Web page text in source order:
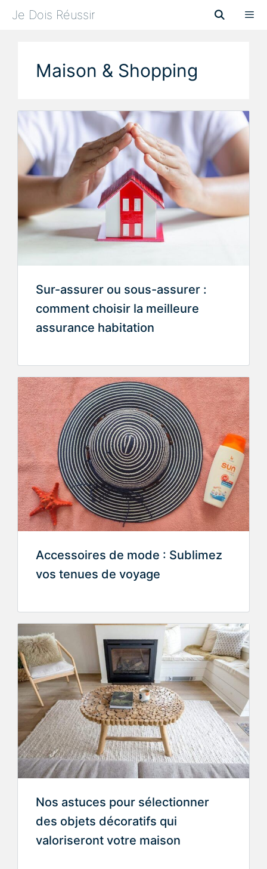
Je Dois Réussir
Maison & Shopping
Sur-assurer ou sous-assurer :
comment choisir la meilleure
assurance habitation
Accessoires de mode : Sublimez
vos tenues de voyage
Nos astuces pour sélectionner
des objets décoratifs qui
valoriseront votre maison